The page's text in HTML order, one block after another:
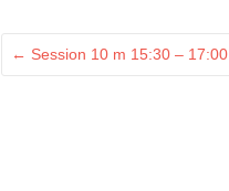
← Session 10 m 15:30 – 17:00